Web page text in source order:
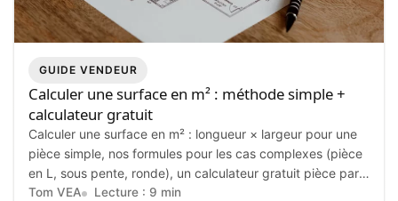
GUIDE VENDEUR
Calculer une surface en m² : méthode simple +
calculateur gratuit
Calculer une surface en m² : longueur × largeur pour une
pièce simple, nos formules pour les cas complexes (pièce
en L, sous pente, ronde), un calculateur gratuit pièce par
pièce et les règles surface habitable vs loi Carrez.
Tom VEA Lecture : 9 min